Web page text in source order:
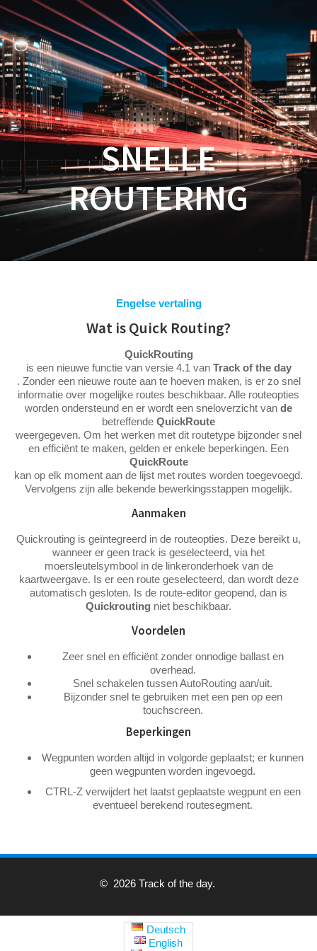
Spring
naar
inhoud
SNELLE
ROUTERING
Engelse vertaling
Wat is Quick Routing?
QuickRouting
is een nieuwe functie van versie 4.1 van Track of the day
. Zonder een nieuwe route aan te hoeven maken, is er zo snel
informatie over mogelijke routes beschikbaar. Alle routeopties
worden ondersteund en er wordt een sneloverzicht van de
betreffende QuickRoute
weergegeven. Om het werken met dit routetype bijzonder snel
en efficiënt te maken, gelden er enkele beperkingen. Een
QuickRoute
kan op elk moment aan de lijst met routes worden toegevoegd.
Vervolgens zijn alle bekende bewerkingsstappen mogelijk.
Aanmaken
Quickrouting is geïntegreerd in de routeopties. Deze bereikt u,
wanneer er geen track is geselecteerd, via het
moersleutelsymbool in de linkeronderhoek van de
kaartweergave. Is er een route geselecteerd, dan wordt deze
automatisch gesloten. Is de route-editor geopend, dan is
Quickrouting niet beschikbaar.
Voordelen
Zeer snel en efficiënt zonder onnodige ballast en
overhead.
Snel schakelen tussen AutoRouting aan/uit.
Bijzonder snel te gebruiken met een pen op een
touchscreen.
Beperkingen
Wegpunten worden altijd in volgorde geplaatst; er kunnen
geen wegpunten worden ingevoegd.
CTRL-Z verwijdert het laatst geplaatste wegpunt en een
eventueel berekend routesegment.
© 2026 Track of the day.
Deutsch
English